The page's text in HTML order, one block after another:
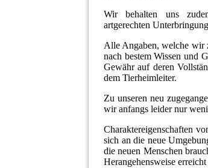
Wir behalten uns
artgerechten
Alle Angaben, welche wir
nach bestem Wissen und
Gewähr auf deren
dem Tierheimleiter.
Zu unseren neu
wir anfangs leider nur
Charaktereigenschaften
sich an die neue
die neuen Menschen
Herangehensweise